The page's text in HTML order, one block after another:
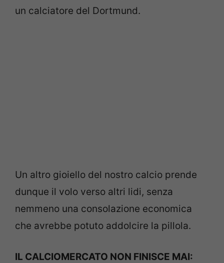
un calciatore del Dortmund.
Un altro gioiello del nostro calcio prende
dunque il volo verso altri lidi, senza
nemmeno una consolazione economica
che avrebbe potuto addolcire la pillola.
IL CALCIOMERCATO NON FINISCE MAI: